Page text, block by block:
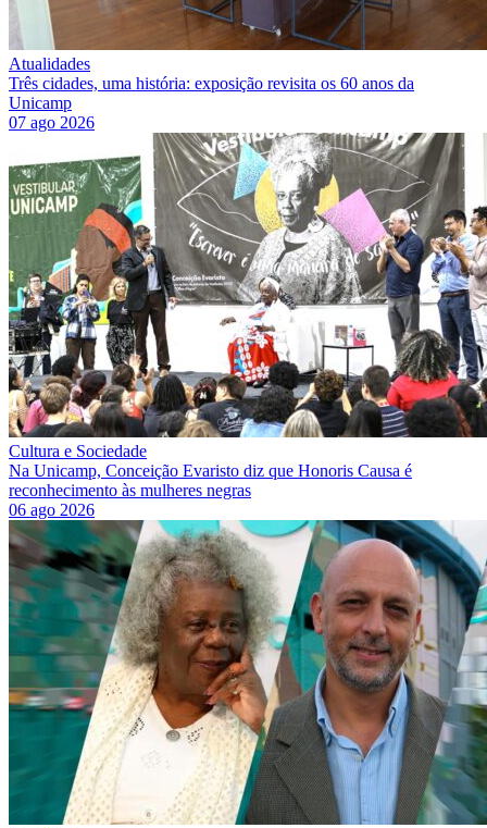
Atualidades
Três cidades, uma história: exposição revisita os 60 anos da
Unicamp
07 ago 2026
Cultura e Sociedade
Na Unicamp, Conceição Evaristo diz que Honoris Causa é
reconhecimento às mulheres negras
06 ago 2026